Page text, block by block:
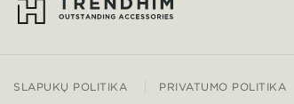
SLAPUKŲ POLITIKA PRIVATUMO POLITIKA